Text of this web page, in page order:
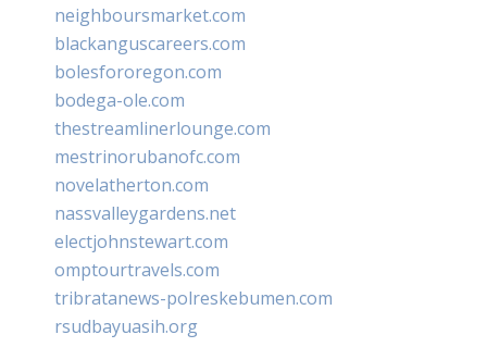
neighboursmarket.com
blackanguscareers.com
bolesfororegon.com
bodega-ole.com
thestreamlinerlounge.com
mestrinorubanofc.com
novelatherton.com
nassvalleygardens.net
electjohnstewart.com
omptourtravels.com
tribratanews-polreskebumen.com
rsudbayuasih.org